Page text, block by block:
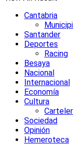
Cantabria
Santander
Deportes
Racing
Besaya
Nacional
Internacional
Economía
Cultura
Sociedad
Opinión
Hemeroteca